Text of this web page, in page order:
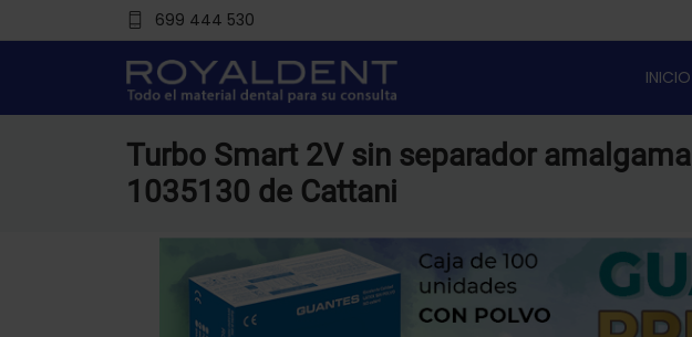
699 444 530
INICIO
Turbo Smart 2V sin separador amalgama
1035130 de Cattani